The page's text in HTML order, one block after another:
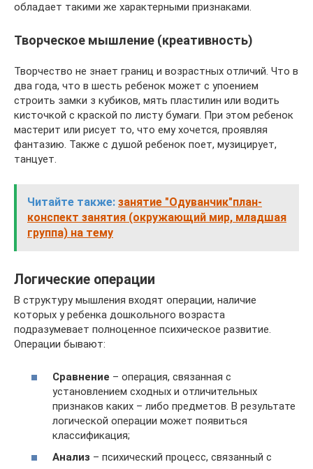
обладает такими же характерными признаками.
Творческое мышление (креативность)
Творчество не знает границ и возрастных отличий. Что в
два года, что в шесть ребенок может с упоением
строить замки з кубиков, мять пластилин или водить
кисточкой с краской по листу бумаги. При этом ребенок
мастерит или рисует то, что ему хочется, проявляя
фантазию. Также с душой ребенок поет, музицирует,
танцует.
Читайте также: занятие "Одуванчик"план-
конспект занятия (окружающий мир, младшая
группа) на тему
Логические операции
В структуру мышления входят операции, наличие
которых у ребенка дошкольного возраста
подразумевает полноценное психическое развитие.
Операции бывают:
Сравнение – операция, связанная с
установлением сходных и отличительных
признаков каких – либо предметов. В результате
логической операции может появиться
классификация;
Анализ – психический процесс, связанный с